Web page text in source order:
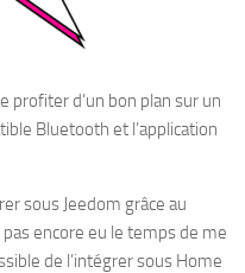
profiter d’un bon plan sur un
Bluetooth et l’application
sous Jeedom grâce au
pas encore eu le temps de me
de l’intégrer sous Home